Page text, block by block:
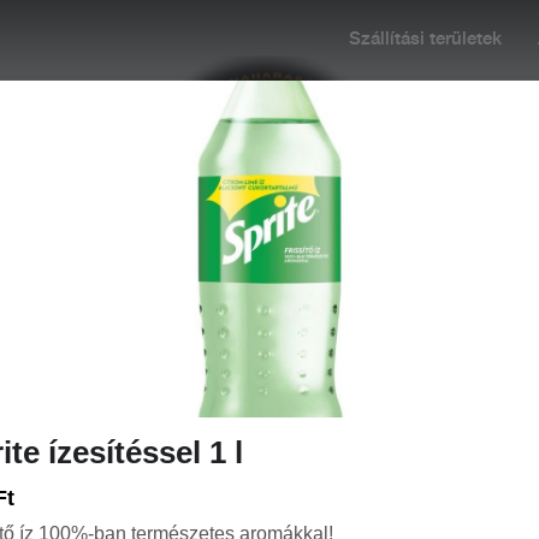
Szállítási területek
Rendelés: 10:45-20:45 +36 70 628 9999
PRÉMIUM PIZZÁINK (32CM) PIZZÁK (32CM)
Újházi tyúkhúsleves
ízesítéssel 1 l
íz 100%-ban természetes aromákkal!